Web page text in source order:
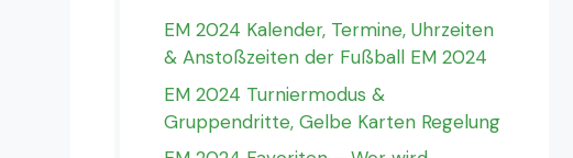
EM 2024 Kalender, Termine, Uhrzeiten
& Anstoßzeiten der Fußball EM 2024
EM 2024 Turniermodus &
Gruppendritte, Gelbe Karten Regelung